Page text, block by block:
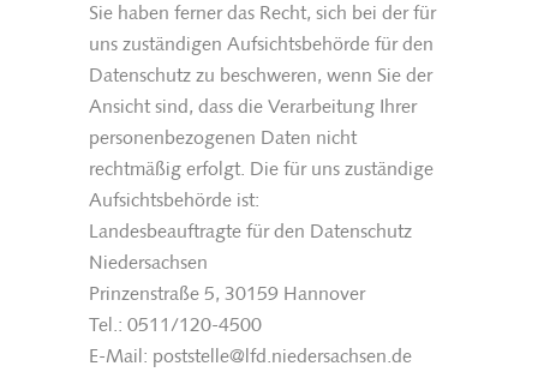
Sie haben ferner das Recht, sich bei der für
uns zuständigen Aufsichtsbehörde für den
Datenschutz zu beschweren, wenn Sie der
Ansicht sind, dass die Verarbeitung Ihrer
personenbezogenen Daten nicht
rechtmäßig erfolgt. Die für uns zuständige
Aufsichtsbehörde ist:
Landesbeauftragte für den Datenschutz
Niedersachsen
Prinzenstraße 5, 30159 Hannover
Tel.: 0511/120-4500
E-Mail: poststelle@lfd.niedersachsen.de